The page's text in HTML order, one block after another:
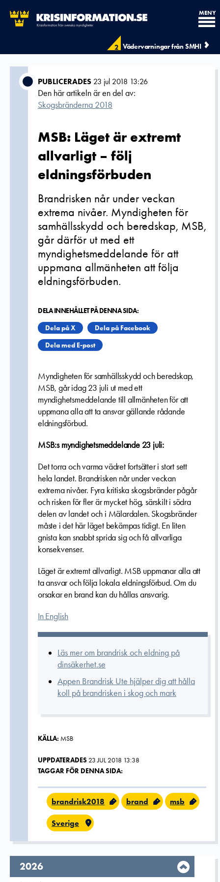
2 Vädervarningar från SMHI
MENY
PUBLICERADES 23 jul 2018 13:26
Den här artikeln är en del av:
Skogsbränderna 2018
MSB: Läget är extremt
allvarligt – följ
eldningsförbuden
Brandrisken når under veckan
extrema nivåer. Myndigheten för
samhällsskydd och beredskap, MSB,
går därför ut med ett
myndighetsmeddelande för att
uppmana allmänheten att följa
eldningsförbuden.
DELA INNEHÅLLET PÅ DENNA SIDA:
Dela på X
Dela på Facebook
Dela med E-post
Myndigheten för samhällsskydd och beredskap,
MSB, går idag 23 juli ut med ett
myndighetsmeddelande till allmänheten för att
uppmana alla att ta ansvar gällande rådande
eldningsförbud.
MSB:s myndighetsmeddelande 23 juli:
Det torra och varma vädret fortsätter i stort sett
hela landet. Brandrisken når under veckan
extrema nivåer. Fyra kritiska skogsbränder pågår
och risken för fler är mycket hög, särskilt i södra
delen av landet och i Mälardalen. Skogsbränder
måste i det här läget bekämpas tidigt. En liten
gnista kan snabbt sprida sig och få allvarliga
konsekvenser.
Läget är extremt allvarligt. MSB uppmanar alla att
ta ansvar och följa lokala eldningsförbud. Om du
orsakar en brand kan du hållas ansvarig.
In English
Läs mer om brandrisk och eldning på
dinsäkerhet.se
Appen Brandrisk Ute hjälper dig att hålla
koll på brandrisken i skog och mark
KÄLLA: MSB
UPPDATERADES 23 JUL 2018 13:38
TAGGAR FÖR DENNA SIDA:
brandrisk2018 brand msb
Sverige
År,
2026